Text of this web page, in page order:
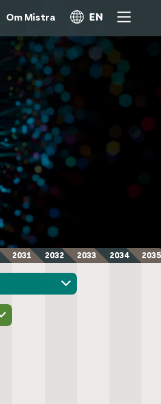
Om Mistra
2031 2032 2033 2034 2035